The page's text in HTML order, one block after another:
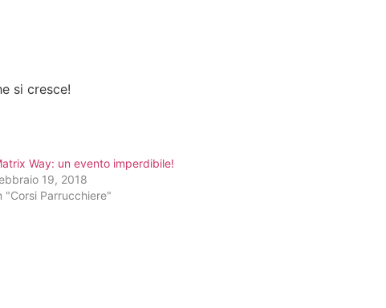
si cresce!
Way: un evento imperdibile!
19, 2018
"Corsi Parrucchiere"